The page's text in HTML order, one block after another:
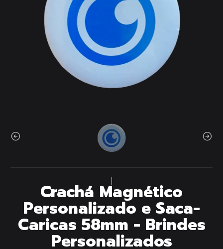
Crachá Magnético
Personalizado e Saca-
Caricas 58mm - Brindes
Personalizados